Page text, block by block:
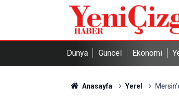
Dünya Güncel Ekonomi
Anasayfa Yerel